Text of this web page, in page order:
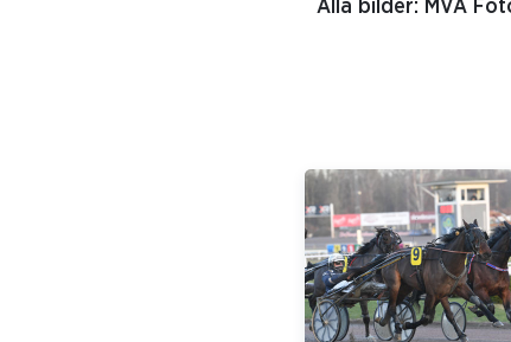
Alla bilder: MVA